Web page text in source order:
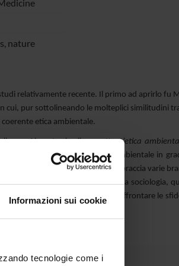
Informazioni sui cookie
tecnologie come i
nature
relativamente recente. Il primo ad aprirlo fu
cui, pur sottolineando le molteplici similitudini
etica ambientale.
Al contrario, il progettoL’etica
si possa costruire un’etica ambientale in
che da una parte abbraccia varie
discipline, tra cui soprattutto la sociologia,
paradigma di sostenibilità per affrontare le